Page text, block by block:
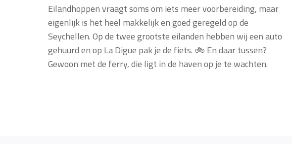
Eilandhoppen vraagt soms om iets meer voorbereiding, maar
eigenlijk is het heel makkelijk en goed geregeld op de
Seychellen. Op de twee grootste eilanden hebben wij een auto
gehuurd en op La Digue pak je de fiets. 🚲 En daar tussen?
Gewoon met de ferry, die ligt in de haven op je te wachten.